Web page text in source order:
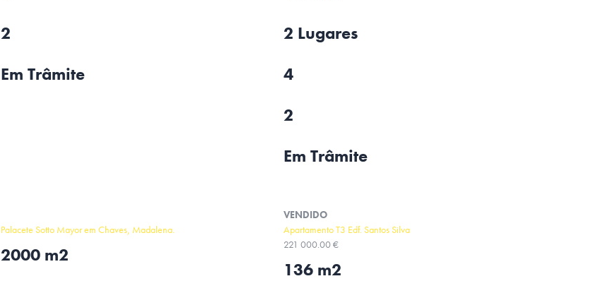
2
Em Trâmite
2 Lugares
4
2
Em Trâmite
Palacete Sotto Mayor em Chaves, Madalena.
2000 m2
VENDIDO
Apartamento T3 Edf. Santos Silva
221 000.00 €
136 m2